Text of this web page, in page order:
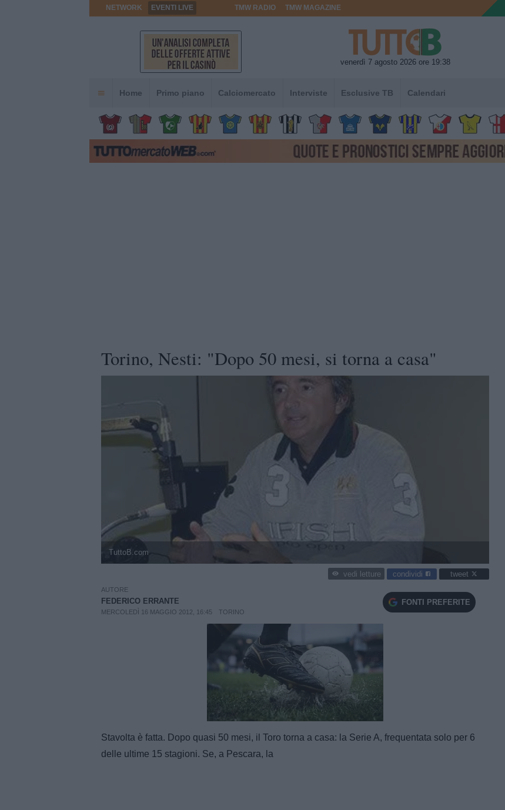
NETWORK EVENTI LIVE TMW RADIO TMW MAGAZINE
venerdì 7 agosto 2026 ore 19:38
Home Primo piano Calciomercato Interviste Esclusive TB Calendari
Torino, Nesti: "Dopo 50 mesi, si torna a casa"
TuttoB.com
vedi letture condividi tweet
AUTORE
FEDERICO ERRANTE
MERCOLEDÌ 16 MAGGIO 2012, 16:45 TORINO
FONTI PREFERITE
Unmute
100.00%
Stavolta è fatta. Dopo quasi 50 mesi, il Toro torna a casa: la Serie A, frequentata solo per 6
delle ultime 15 stagioni. Se, a Pescara, la